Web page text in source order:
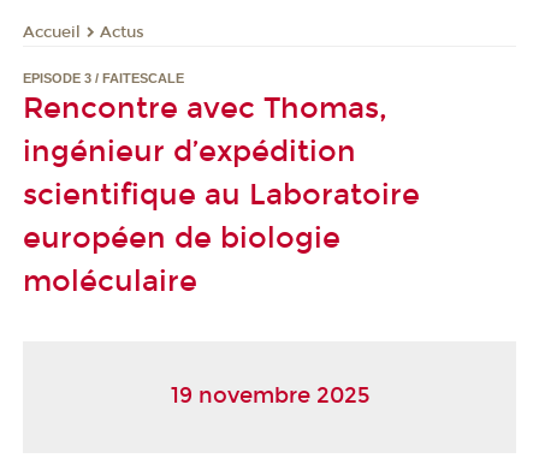
Accueil Actus
EPISODE 3 / FAITESCALE
Rencontre avec Thomas,
ingénieur d’expédition
scientifique au Laboratoire
européen de biologie
moléculaire
19 novembre 2025